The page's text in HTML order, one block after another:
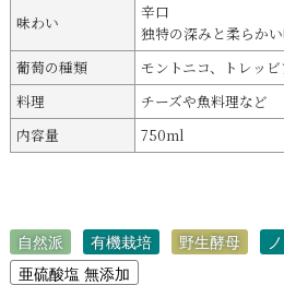
味わい
辛口
独特の深みと柔らか
葡萄の種類
モントニコ、トレッ
料理
チーズや魚料理など
内容量
750ml
自然派 有機栽培 野生酵母
亜硫酸塩 無添加